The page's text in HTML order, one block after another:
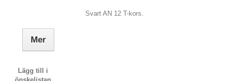
Svart AN 12 T-kors.
Mer
Lägg till i